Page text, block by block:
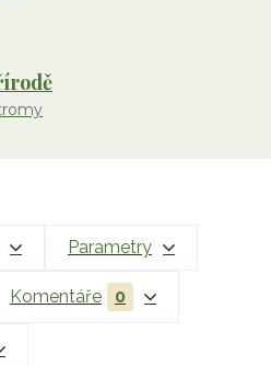
Parametry
Komentáře 0